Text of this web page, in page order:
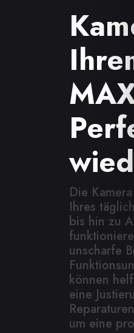
Die
Ihres
bis hin zu
unscharfe
können
eine
um eine